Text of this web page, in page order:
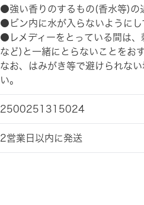
●強い香りのするもの(香水等)の
●ビン内に水が入らないようにし
●レメディーをとっている間は、
など)と一緒にとらないことをお
なお、はみがき等で避けられな
い。
2500251315024
2営業日以内に発送